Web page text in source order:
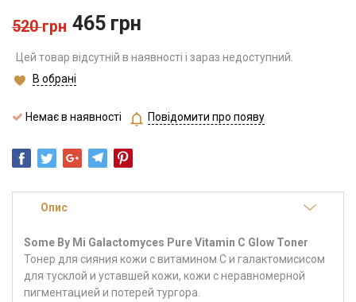
520грн 465 грн
Цей товар відсутній в наявності і зараз недоступний.
В обрані
Немає в наявності Повідомити про появу
Опис
Some By Mi Galactomyces Pure Vitamin C Glow Toner
Тонер для сияния кожи с витамином С и галактомисисом
для тусклой и уставшей кожи, кожи с неравномерной
пигментацией и потерей тургора.